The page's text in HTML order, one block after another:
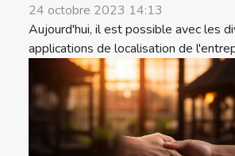
24 octobre 2023 14:13
Aujourd'hui, il est possible avec les
applications de localisation de